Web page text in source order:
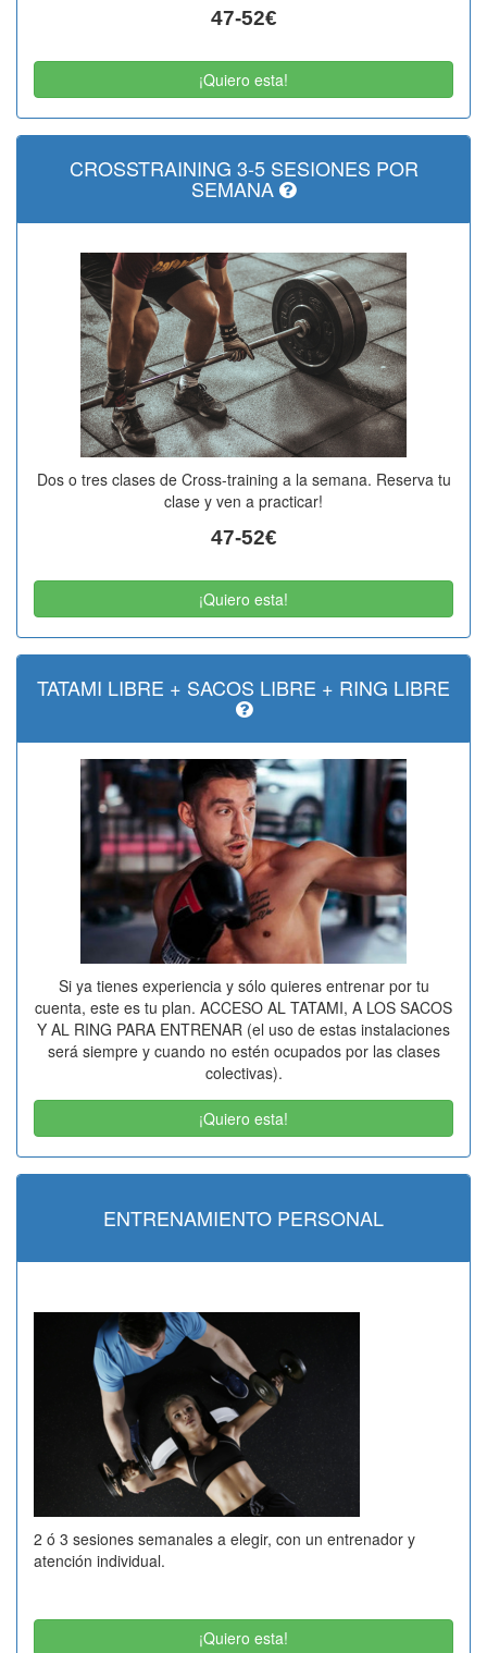
47-52€
¡Quiero esta!
CROSSTRAINING 3-5 SESIONES POR
SEMANA
Dos o tres clases de Cross-training a la semana. Reserva tu
clase y ven a practicar!
47-52€
¡Quiero esta!
TATAMI LIBRE + SACOS LIBRE + RING LIBRE
Si ya tienes experiencia y sólo quieres entrenar por tu
cuenta, este es tu plan. ACCESO AL TATAMI, A LOS SACOS
Y AL RING PARA ENTRENAR (el uso de estas instalaciones
será siempre y cuando no estén ocupados por las clases
colectivas).
47,00€
¡Quiero esta!
ENTRENAMIENTO PERSONAL
2 ó 3 sesiones semanales a elegir, con un entrenador y
atención individual.
¡Quiero esta!